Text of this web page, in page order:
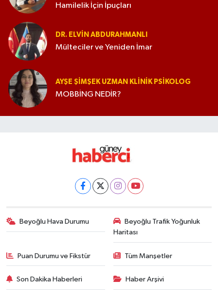
Hamilelik İçin İpuçları
DR. ELVIN ABDURAHMANLI
Mülteciler ve Yeniden İmar
AYŞE ŞIMŞEK UZMAN KLINIK PSIKOLOG
MOBBİNG NEDİR?
Beyoğlu Hava Durumu
Beyoğlu Trafik Yoğunluk
Haritası
Puan Durumu ve Fikstür Tüm Manşetler
Son Dakika Haberleri Haber Arşivi